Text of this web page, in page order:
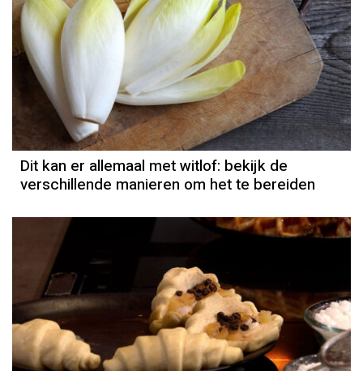
Dit kan er allemaal met witlof: bekijk de
verschillende manieren om het te bereiden